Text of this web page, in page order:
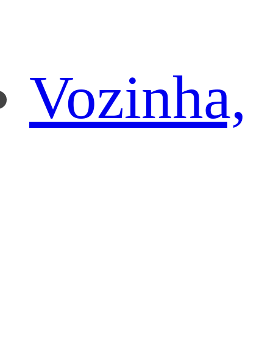
Vozinha,